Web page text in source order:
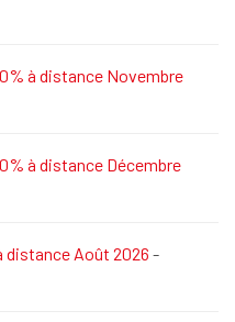
à distance Novembre
à distance Décembre
distance Août 2026 -